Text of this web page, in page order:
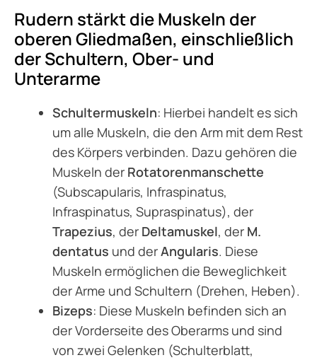
Rudern stärkt die Muskeln der
oberen Gliedmaßen, einschließlich
der Schultern, Ober- und
Unterarme
Schultermuskeln: Hierbei handelt es sich
um alle Muskeln, die den Arm mit dem Rest
des Körpers verbinden. Dazu gehören die
Muskeln der Rotatorenmanschette
(Subscapularis, Infraspinatus,
Infraspinatus, Supraspinatus), der
Trapezius, der Deltamuskel, der M.
dentatus und derAngularis. Diese
Muskeln ermöglichen die Beweglichkeit
der Arme und Schultern (Drehen, Heben).
Bizeps: Diese Muskeln befinden sich an
der Vorderseite des Oberarms und sind
von zwei Gelenken (Schulterblatt,